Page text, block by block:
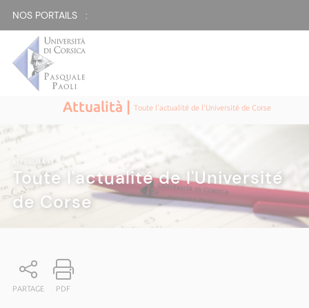
NOS PORTAILS :
Attualità |Toute l'actualité de l'Université de Corse
ATTUALITÀ|
Toute l'actualité de l'Université
de Corse
PARTAGE PDF